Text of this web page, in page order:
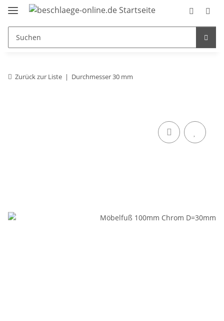
Zurück zur Liste Durchmesser 30 mm